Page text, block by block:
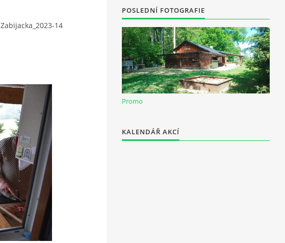
Zabijacka_2023-14
POSLEDNÍ FOTOGRAFIE
Promo
KALENDÁŘ AKCÍ